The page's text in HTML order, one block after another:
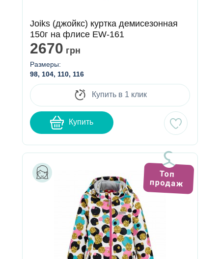
Joiks (джойкс) куртка демисезонная
150г на флисе EW-161
2670 грн
Размеры:
98, 104, 110, 116
Купить в 1 клик
Купить